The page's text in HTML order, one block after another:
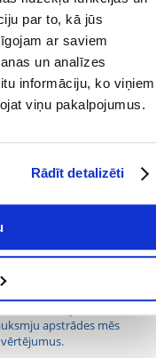
par to, kā jūs
ar saviem
un analīzes
informāciju, ko viņiem
viņu pakalpojumus.
Rādīt detalizēti
apstrādes mēs